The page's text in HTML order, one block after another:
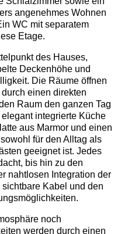
angenehmes Wohnen
WC mit separatem
Etage.
des Hauses,
Deckenhöhe und
Die Räume öffnen
einen direkten
Raum den ganzen Tag
integrierte Küche
aus Marmor und einen
für den Alltag als
geeignet ist. Jedes
bis hin zu den
nahtlosen Integration der
Kabel und den
noch
werden durch einen